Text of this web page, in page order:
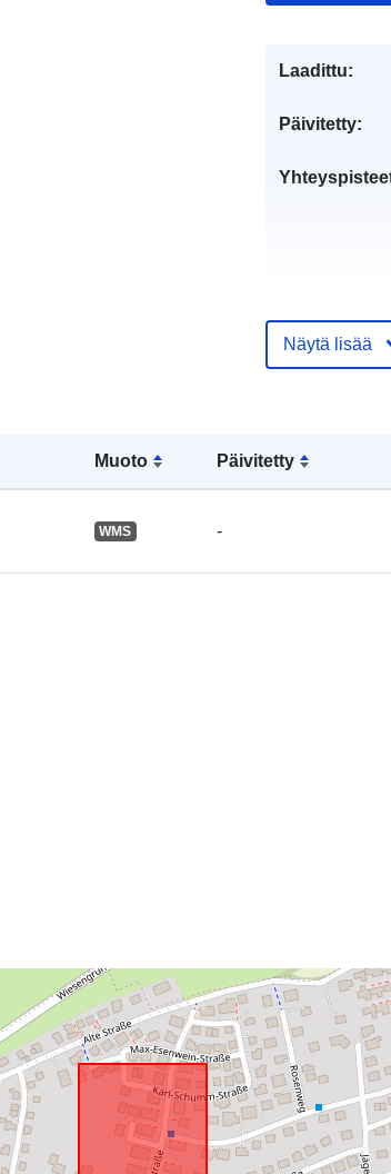
Muoto Päivitetty
WMS -
Laadittu:
Päivitetty:
Näytä lisää